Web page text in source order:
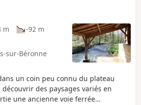
m
-92 m
sur-Béronne
un coin peu connu du plateau
des paysages variés en
une ancienne voie ferrée